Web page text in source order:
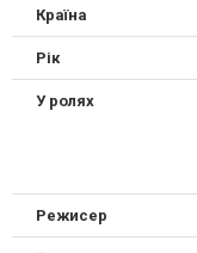
Країна
Рік
У ролях
Режисер